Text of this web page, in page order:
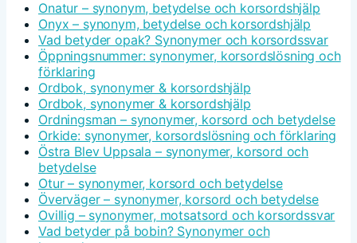
Onatur – synonym, betydelse och korsordshjälp
Onyx – synonym, betydelse och korsordshjälp
Vad betyder opak? Synonymer och korsordssvar
Öppningsnummer: synonymer, korsordslösning och
förklaring
Ordbok, synonymer & korsordshjälp
Ordbok, synonymer & korsordshjälp
Ordningsman – synonymer, korsord och betydelse
Orkide: synonymer, korsordslösning och förklaring
Östra Blev Uppsala – synonymer, korsord och
betydelse
Otur – synonymer, korsord och betydelse
Överväger – synonymer, korsord och betydelse
Ovillig – synonymer, motsatsord och korsordssvar
Vad betyder på bobin? Synonymer och